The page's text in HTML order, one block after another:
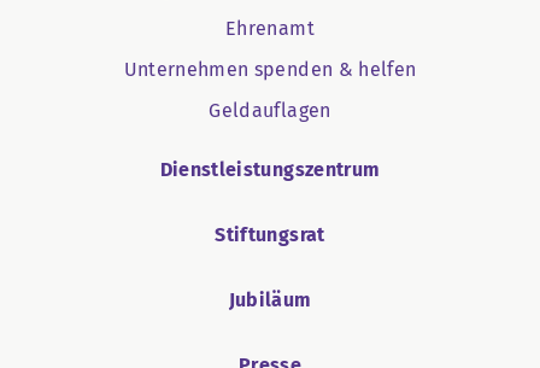
Ehrenamt
Unternehmen spenden & helfen
Geldauflagen
Dienstleistungszentrum
Stiftungsrat
Jubiläum